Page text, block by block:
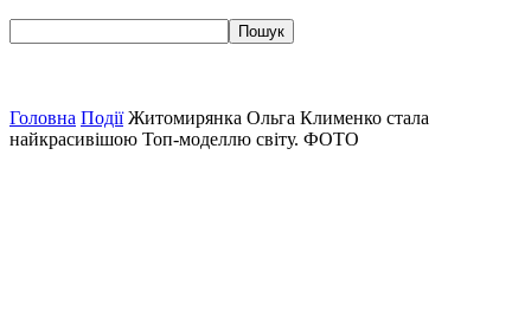
Головна Події Житомирянка Ольга Клименко стала
найкрасивішою Топ-моделлю світу. ФОТО